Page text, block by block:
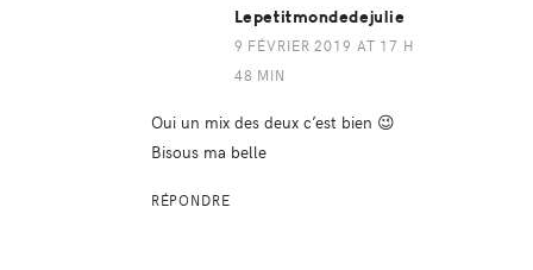
Lepetitmondedejulie
9 FÉVRIER 2019 AT 17 H
48 MIN
Oui un mix des deux c’est bien 😉
Bisous ma belle
RÉPONDRE